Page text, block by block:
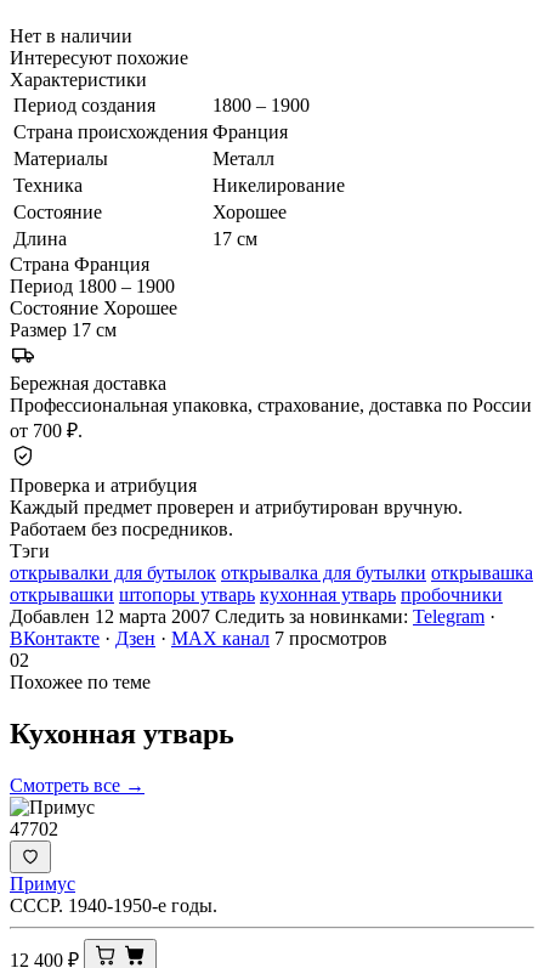
Нет в наличии
Интересуют похожие
Характеристики
Период создания
1800 – 1900
Страна происхождения Франция
Материалы
Металл
Техника
Никелирование
Состояние
Хорошее
Длина
17 см
Страна Франция
Период 1800 – 1900
Состояние Хорошее
Размер 17 см
Бережная доставка
Профессиональная упаковка, страхование, доставка по России
от 700 ₽.
Проверка и атрибуция
Каждый предмет проверен и атрибутирован вручную.
Работаем без посредников.
Тэги
открывалки для бутылок открывалка для бутылки открывашка
открывашки штопоры утварь кухонная утварь пробочники
Добавлен 12 марта 2007 Следить за новинками: Telegram ·
ВКонтакте · Дзен · MAX канал 7 просмотров
02
Похожее по теме
Кухонная утварь
Смотреть все →
47702
Примус
СССР. 1940-1950-е годы.
12 400 ₽